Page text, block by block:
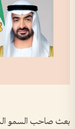
بعث صاحب السمو